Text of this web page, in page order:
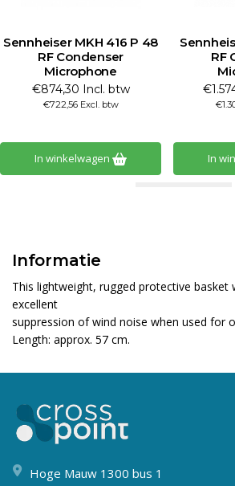
Sennheiser MKH 416 P 48
RF Condenser
Microphone
€874,30 Incl. btw
€722,56 Excl. btw
In winkelwagen
RF
In
Informatie
This lightweight, rugged protective basket
excellent
suppression of wind noise when used for
Length: approx. 57 cm.
Hoge Mauw 1300 bus 1